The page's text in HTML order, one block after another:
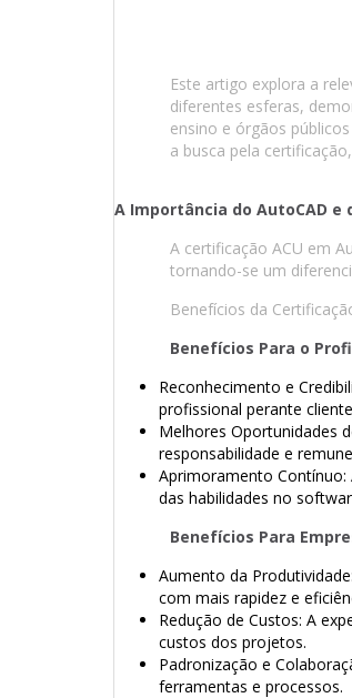
Este artigo explora a
diferentes esferas,
ensino e órgãos
a busca pela
A Importância do AutoCAD e
A certificação ACU em
tornando-se um
Benefícios da
Benefícios Para o
Reconhecimento e
profissional perante
Melhores Oportunidades
responsabilidade e
Aprimoramento
das habilidades no
Benefícios Para
Aumento da
com mais rapidez e
Redução de Custos: A
custos dos projetos.
Padronização e
ferramentas e processos.